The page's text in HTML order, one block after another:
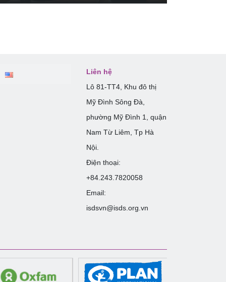
Liên hệ
Lô 81-TT4, Khu đô thị
Mỹ Đình Sông Đà,
phường Mỹ Đình 1, quận
Nam Từ Liêm, Tp Hà
Nội.
Điện thoại:
+84.243.7820058
Email:
isdsvn@isds.org.vn